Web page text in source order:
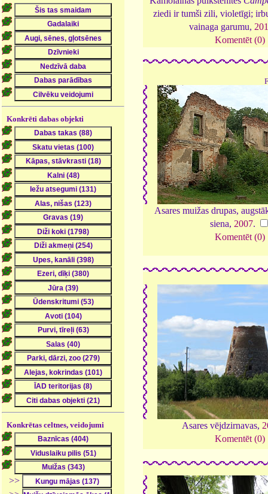
Konkrēti dabas objekti
Konkrētas celtnes, veidojumi
>>
ziedi ir tumši zili, violetīgi;
vainaga garumu,
Komentēt (0)
Asares muižas drupas,
siena, 2007.
Komentēt (0)
Asares vējdzirnavas,
Komentēt (0)